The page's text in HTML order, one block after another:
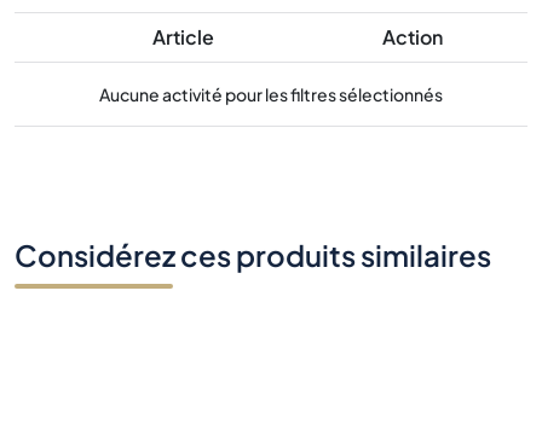
Article Action
Aucune activité pour les filtres sélectionnés
Considérez ces produits similaires